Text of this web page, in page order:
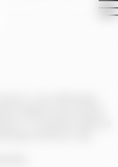
v roce
V současné době se
příchutí s alk.